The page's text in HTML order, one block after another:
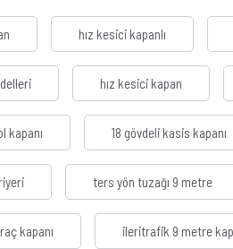
hız kesici kapanlı
hız kesici kapan
kapanı 18 gövdeli kasis kapanı
ters yön tuzağı 9 metre
kapanı ileritrafik 9 metre